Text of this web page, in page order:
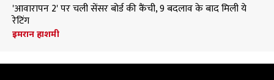
'आवारापन 2' पर चली सेंसर बोर्ड की कैंची, 9 बदलाव के बाद मिली ये
रेटिंग
इमरान हाशमी